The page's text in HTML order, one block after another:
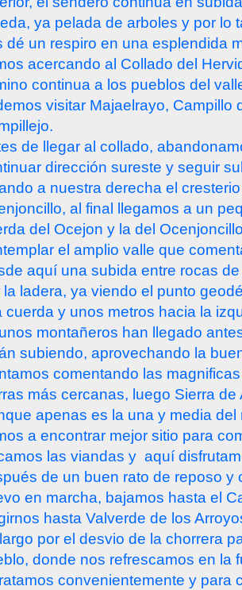
ya pelada de arboles y por lo
dé un respiro en una esplendida
acercando al Collado del
continua a los pueblos del
visitar Majaelrayo, Campillo
de llegar al collado,
dirección sureste y seguir
a nuestra derecha el
al final llegamos a un
del Ocejon y la del
el amplio valle que
aquí una subida entre rocas
la ladera, ya viendo el punto
cuerda y unos metros hacia la
montañeros han llegado
subiendo, aprovechando la
comentando las
más cercanas, luego Sierra de
apenas es la una y media
a encontrar mejor sitio para
las viandas y aquí
de un buen rato de reposo y
en marcha, bajamos hasta el
hasta Valverde de los
por el desvio de la chorrera
donde nos refrescamos en la
convenientemente y para